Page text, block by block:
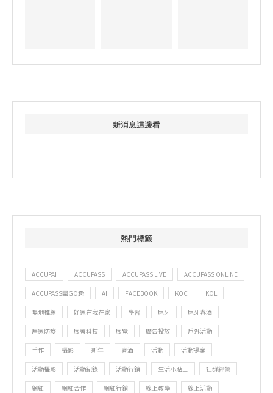
新消息這邊看
熱門標籤
ACCUPAI ACCUPASS ACCUPASS LIVE ACCUPASS ONLINE
ACCUPASS團GO趣 AI FACEBOOK KOC KOL
場地推薦 好家在我在家 學習 尾牙 尾牙春酒
居家防疫 展會科技 展覽 廣告投放 戶外活動
手作 攝影 新年 春酒 活動 活動提案
活動攝影 活動紀錄 活動行銷 生活小貼士 社群經營
網紅 網紅合作 網紅行銷 線上教學 線上活動